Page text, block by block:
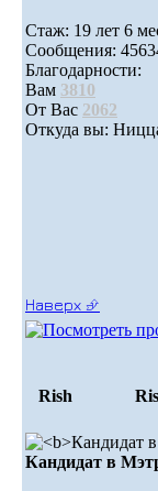
Стаж: 19 лет 6
Сообщения:
Благодарности:
Вам 3810
От Вас 2062
Откуда вы:
Наверх ⮵
Rish
Кандидат в